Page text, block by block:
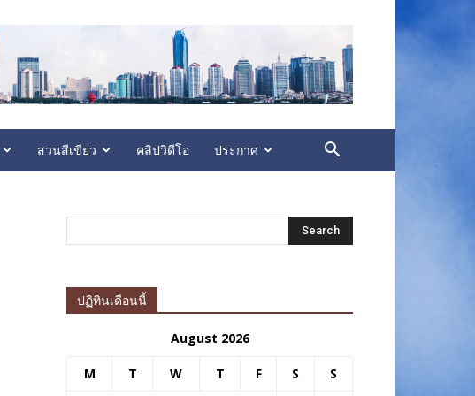
สวนสีเขียว คลิปวิดีโอ ประกาศ
ปฏิทินเดือนนี้
August 2026
M T W T F S S